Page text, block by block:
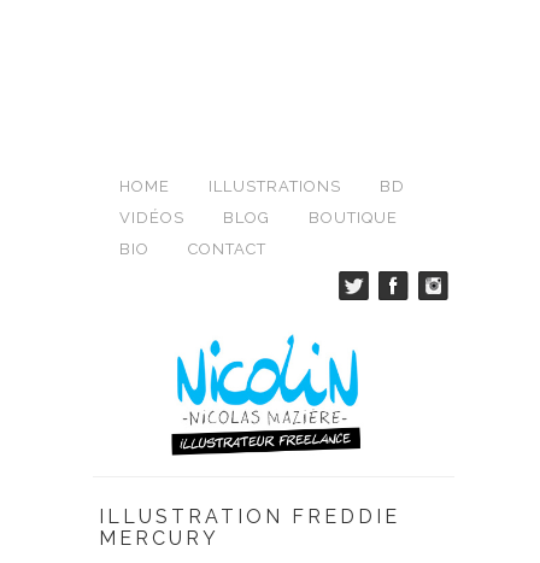
HOME ILLUSTRATIONS
BD
VIDÉOS
BLOG
BOUTIQUE
BIO
CONTACT
ILLUSTRATION FREDDIE
MERCURY